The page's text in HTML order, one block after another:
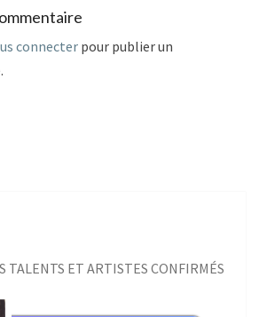
connecter pour publier un
TALENTS ET ARTISTES CONFIRMÉS